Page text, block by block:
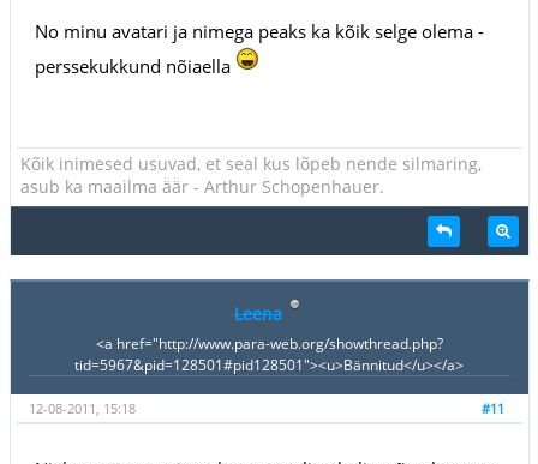
No minu avatari ja nimega peaks ka kõik selge olema -
perssekukkund nõiaella
Kõik inimesed usuvad, et seal kus lõpeb nende silmaring,
asub ka maailma äär - Arthur Schopenhauer.
Leena
<a href="http://www.para-web.org/showthread.php?
tid=5967&pid=128501#pid128501"><u>Bännitud</u></a>
#11
12-08-2011, 15:18